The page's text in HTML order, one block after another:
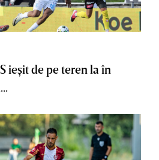
ieşit de pe teren la în